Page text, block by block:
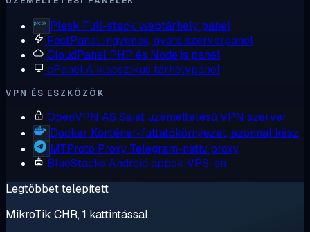
Plesk Full-stack webtárhely panel
FastPanel Ingyenes, gyors szerverpanel
CloudPanel PHP és Node.js panel
cPanelA klasszikus tárhelypanel
VPN ÉS ESZKÖZÖK
OpenVPN AS Saját üzemeltetésű VPN szerver
Docker Konténer-futtatókörnyezet, azonnal kész
MTProto Proxy Telegram-natív proxy
BlueStacks Android appok VPS-en
Legtöbbet telepített
MikroTik CHR, 1 kattintással